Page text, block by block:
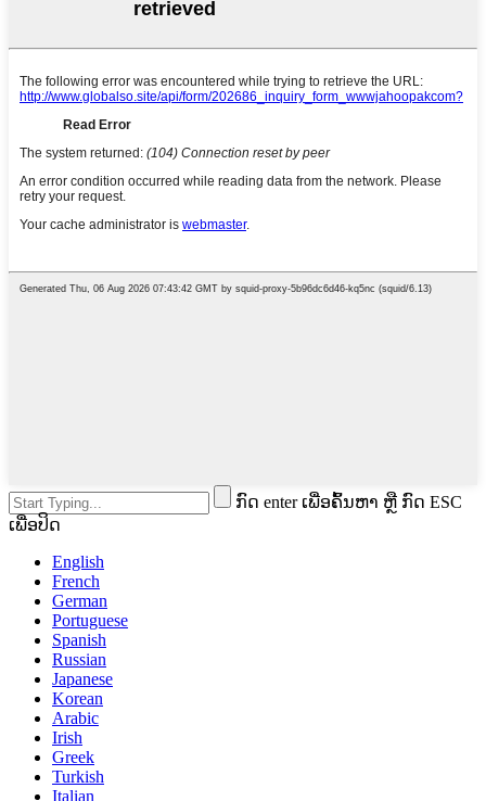
ກົດ enter ເພື່ອຄົ້ນຫາ ຫຼື ກົດ ESC
ເພື່ອປິດ
English
French
German
Portuguese
Spanish
Russian
Japanese
Korean
Arabic
Irish
Greek
Turkish
Italian